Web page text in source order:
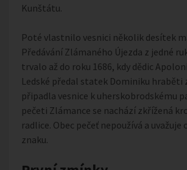
Kunštátu.
Poté vlastnilo vesnici několik desítek
Předávání Zlámaného Újezda z jedné
trvalo až do roku 1686, kdy dědic
Ledské předal statek Dominiku hraběti
připadla vesnice k uherskobrodskému
pečeti Zlámance se nachází zkřížená
radlice. Obec pečeť nepoužívá a
znaku.